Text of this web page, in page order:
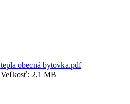
obecná bytovka.pdf
Veľkosť: 2,1 MB